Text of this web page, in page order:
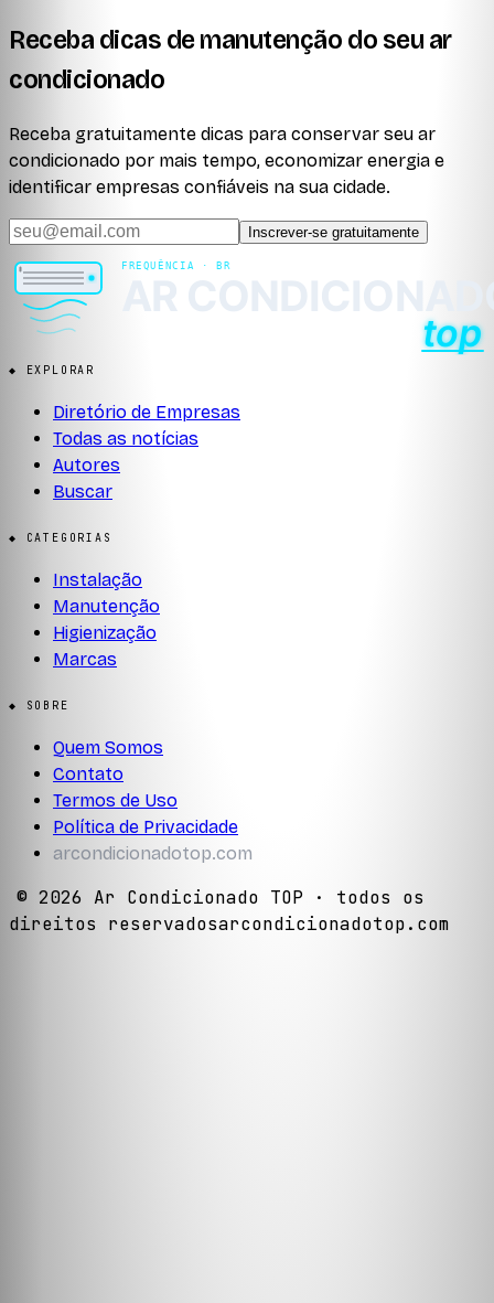
Receba dicas de manutenção do seu ar
condicionado
Receba gratuitamente dicas para conservar seu ar
condicionado por mais tempo, economizar energia e
identificar empresas confiáveis na sua cidade.
Inscrever-se gratuitamente
◆ EXPLORAR
Diretório de Empresas
Todas as notícias
Autores
Buscar
◆ CATEGORIAS
Instalação
Manutenção
Higienização
Marcas
◆ SOBRE
Quem Somos
Contato
Termos de Uso
Política de Privacidade
arcondicionadotop.com
© 2026 Ar Condicionado TOP · todos os
direitos reservadosarcondicionadotop.com